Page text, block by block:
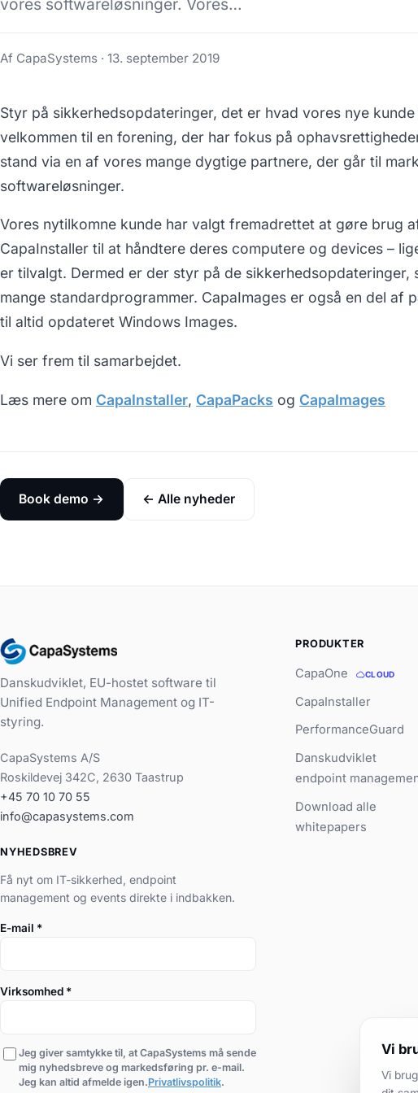
vores softwareløsninger. Vores…
Af CapaSystems · 13. september 2019
Styr på sikkerhedsopdateringer, det er hvad vores nye
velkommen til en forening, der har fokus på
stand via en af vores mange dygtige partnere, der går til
softwareløsninger.
Vores nytilkomne kunde har valgt fremadrettet at gøre brug
CapaInstaller til at håndtere deres computere og devices –
er tilvalgt. Dermed er der styr på de sikkerhedsopdateringer,
mange standardprogrammer. CapaImages er også en del af
til altid opdateret Windows Images.
Vi ser frem til samarbejdet.
Læs mere om CapaInstaller, CapaPacks og CapaImages
Book demo → ← Alle nyheder
Danskudviklet, EU-hostet software til
Unified Endpoint Management og IT-
styring.
CapaSystems A/S
Roskildevej 342C, 2630 Taastrup
+45 70 10 70 55
info@capasystems.com
NYHEDSBREV
Få nyt om IT-sikkerhed, endpoint
management og events direkte i indbakken.
E-mail *
Virksomhed *
Jeg giver samtykke til, at CapaSystems må sende
mig nyhedsbreve og markedsføring pr. e-mail.
Jeg kan altid afmelde igen.Privatlivspolitik.
PRODUKTER
CapaOne CLOUD
CapaInstaller
PerformanceGuard
Danskudviklet
endpoint
Download alle
whitepapers
Vi
Vi